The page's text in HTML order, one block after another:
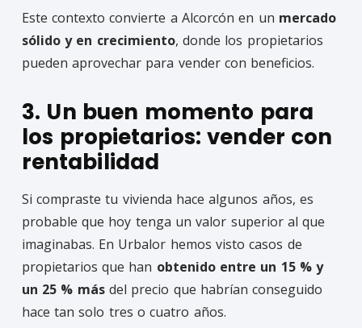
Este contexto convierte a Alcorcón en un mercado
sólido y en crecimiento, donde los propietarios
pueden aprovechar para vender con beneficios.
3. Un buen momento para
los propietarios: vender con
rentabilidad
Si compraste tu vivienda hace algunos años, es
probable que hoy tenga un valor superior al que
imaginabas. En Urbalor hemos visto casos de
propietarios que han obtenido entre un 15 % y
un 25 % másdel precio que habrían conseguido
hace tan solo tres o cuatro años.